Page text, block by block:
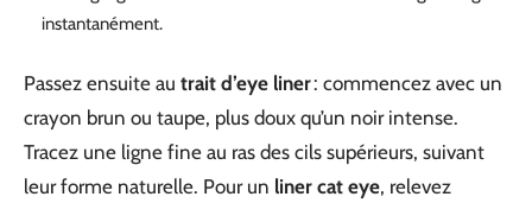
instantanément.
Passez ensuite au trait d’eye liner: commencez avec un
crayon brun ou taupe, plus doux qu’un noir intense.
Tracez une ligne fine au ras des cils supérieurs, suivant
leur forme naturelle. Pour un liner cat eye, relevez